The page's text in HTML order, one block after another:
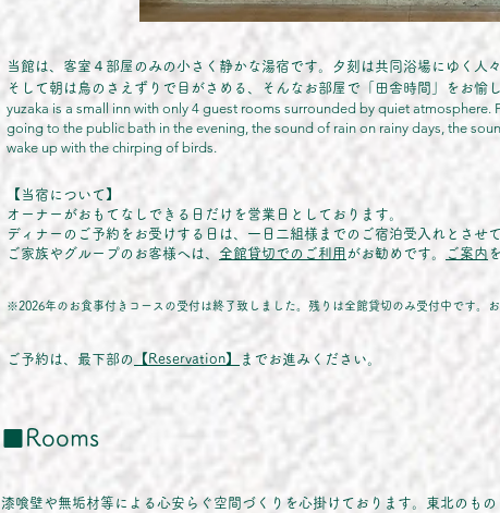
当館は、客室４部屋のみの小さく静かな湯宿です。夕刻は共同浴場にゆく人
そして朝は鳥のさえずりで目がさめる、そんなお部屋で「田舎時間」をお愉
yuzaka is a small inn with only 4 guest rooms surrounded by quiet
going to the public bath in the evening, the sound of rain on rainy days, the
wake up with the chirping of birds.
【当宿について】
オーナーがおもてなしできる日だけを営業日としております。
ディナーのご予約をお受けする日は、一日二組様までのご宿泊受入れとさせ
ご家族やグループのお客様へは、 全館貸切でのご利用 がお勧めです。 ご案内
※2026年のお食事付きコースの受付は終了致しました。残りは全館貸切のみ受付中です。
ご予約は、最下部の 【Reservation】 までお進みください。
■Rooms
漆喰壁や無垢材等による心安らぐ空間づくりを心掛けております。東北のも